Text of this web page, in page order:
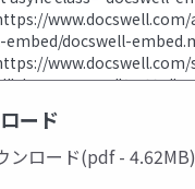
ード
ンロード(pdf - 4.62MB)